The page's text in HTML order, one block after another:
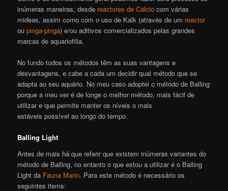
inúmeras maneiras, desde reactores de Cálcio com várias
mideas, assim como com o uso de Kalk (através de um reactor
oupinga-pinga) e/ou aditivos comercializados pelas grandes
marcas de aquariofilia.
No fundo todos os métodos têm as suas vantagens e
desvantagens, e cabe a cada um decidir qual método que se
adapta ao seu aquário. No meu caso adoptei o método de Balling
porque a meu ver é de longe o melhor método, mais fácil de
utilizar e que permite manter os níveis o mais
estáveis possível ao longo do tempo.
Balling Light
Antes de mais há que referir que existem inúmeras variantes do
método de Balling, no entanto o que estou a utilizar é o Balling
Light da Fauna Marin. Para este método é necessário os
seguintes items: